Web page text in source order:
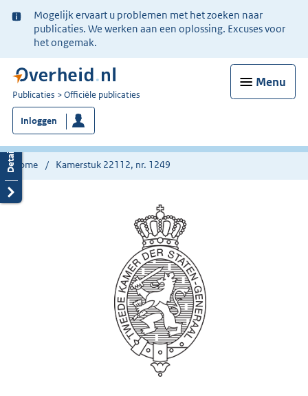
Ter
informatie:
Mogelijk ervaart u problemen met het zoeken naar
publicaties. We werken aan een oplossing. Excuses voor
het ongemak.
Menu
U
bent
nu
hier:
Publicaties Officiële publicaties
Inloggen
Home Kamerstuk 22112, nr. 1249